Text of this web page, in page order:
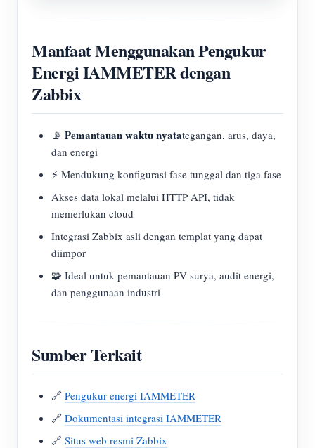
Manfaat Menggunakan Pengukur
Energi IAMMETER dengan
Zabbix
📡 Pemantauan waktu nyatategangan, arus, daya,
dan energi
⚡ Mendukung konfigurasi fase tunggal dan tiga fase
Akses data lokal melalui HTTP API, tidak
memerlukan cloud
Integrasi Zabbix asli dengan templat yang dapat
diimpor
🧩 Ideal untuk pemantauan PV surya, audit energi,
dan penggunaan industri
Sumber Terkait
🔗 Pengukur energi IAMMETER
🔗 Dokumentasi integrasi IAMMETER
🔗 Situs web resmi Zabbix